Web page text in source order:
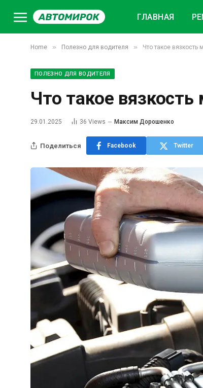
ГЛАВНАЯ
Home » Полезно для водителя » Что такое вязкость
ПОЛЕЗНО ДЛЯ ВОДИТЕЛЯ
Что такое
29.01.2025 36 Views Максим Дорошенко
Поделиться Facebook Twitter